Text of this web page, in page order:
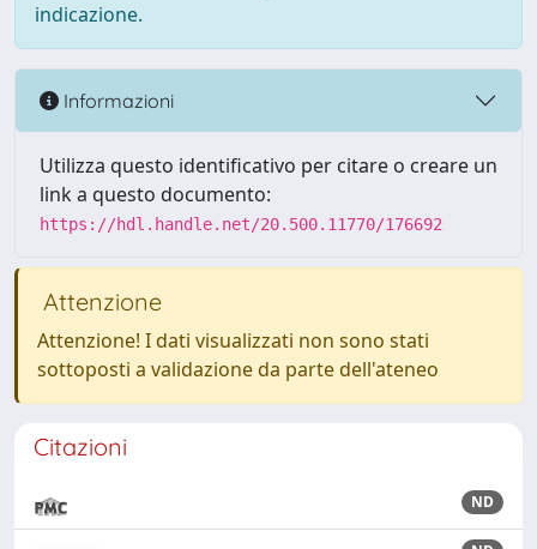
indicazione.
Informazioni
Utilizza questo identificativo per citare o creare un
link a questo documento:
https://hdl.handle.net/20.500.11770/176692
Attenzione
Attenzione! I dati visualizzati non sono stati
sottoposti a validazione da parte dell'ateneo
Citazioni
ND